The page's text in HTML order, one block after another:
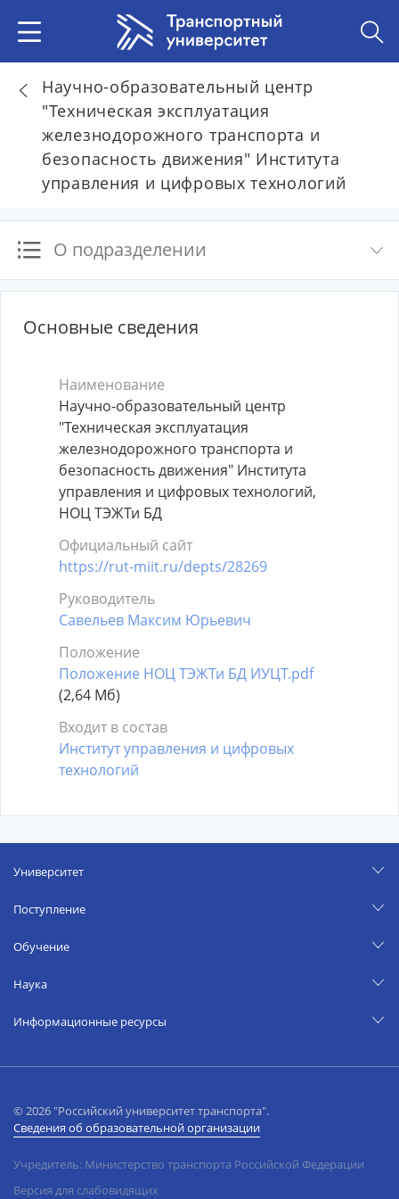
Научно-образовательный центр
"Техническая эксплуатация
железнодорожного транспорта и
безопасность движения" Института
управления и цифровых технологий
О подразделении
Основные сведения
Наименование
Научно-образовательный центр
"Техническая эксплуатация
железнодорожного транспорта и
безопасность движения" Института
управления и цифровых технологий,
НОЦ ТЭЖТи БД
Официальный сайт
https://rut-miit.ru/depts/28269
Руководитель
Савельев Максим Юрьевич
Положение
Положение НОЦ ТЭЖТи БД ИУЦТ.pdf
(2,64 Мб)
Входит в состав
Институт управления и цифровых
технологий
Университет
Поступление
Обучение
Наука
Информационные ресурсы
© 2026 "Российский университет транспорта".
Сведения об образовательной организации
Учредитель: Министерство транспорта Российской Федерации
Версия для слабовидящих